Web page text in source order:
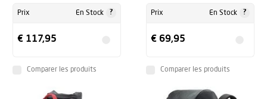
Prix En Stock ?
€ 117,95
Comparer les produits
Prix En Stock ?
€ 69,95
Comparer les produits